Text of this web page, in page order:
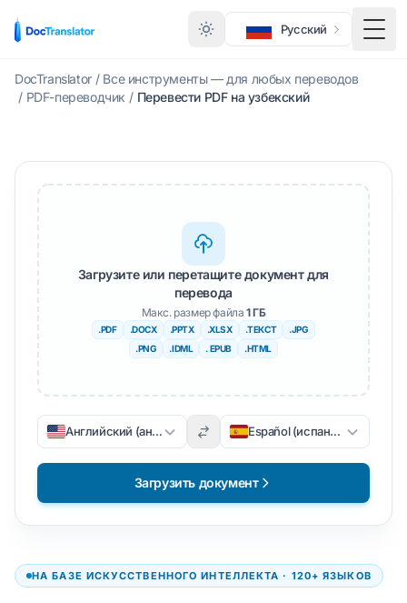
Русский
DocTranslator / Все инструменты — для любых переводов
/ PDF-переводчик / Перевести PDF на узбекский
НА БАЗЕ ИСКУССТВЕННОГО ИНТЕЛЛЕКТА · 120+ ЯЗЫКОВ
Загрузите или перетащите документ для
перевода
Макс. размер файла 1 ГБ
.PDF .DOCX .PPTX .XLSX .ТЕКСТ
.JPG
.PNG
.IDML . EPUB .HTML
Английский (английский) Español (испанский)
Загрузить документ